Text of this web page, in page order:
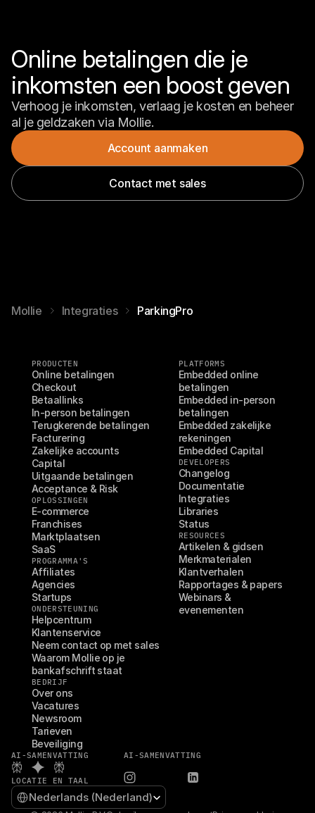
Online betalingen die je
inkomsten een boost geven
Verhoog je inkomsten, verlaag je kosten en beheer
al je geldzaken via Mollie.
Account aanmaken
Contact met sales
Mollie Integraties ParkingPro
PRODUCTEN
Online betalingen
Checkout
Betaallinks
In-person betalingen
Terugkerende betalingen
Facturering
Zakelijke accounts
Capital
Uitgaande betalingen
Acceptance & Risk
OPLOSSINGEN
E-commerce
Franchises
Marktplaatsen
SaaS
PROGRAMMA'S
Affiliates
Agencies
Startups
ONDERSTEUNING
Helpcentrum
Klantenservice
Neem contact op met sales
Waarom Mollie op je
bankafschrift staat
BEDRIJF
Over ons
Vacatures
Newsroom
Tarieven
Beveiliging
PLATFORMS
Embedded online
betalingen
Embedded in-person
betalingen
Embedded zakelijke
rekeningen
Embedded Capital
DEVELOPERS
Changelog
Documentatie
Integraties
Libraries
Status
RESOURCES
Artikelen & gidsen
Merkmaterialen
Klantverhalen
Rapportages & papers
Webinars &
evenementen
AI-SAMENVATTING AI-SAMENVATTING
LOCATIE EN TAAL
Select Language
Nederlands (Nederland)